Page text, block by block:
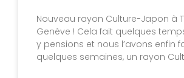
Nouveau rayon Culture-Japon à
Genève ! Cela fait quelques
y pensions et nous l’avons enfin
quelques semaines, un rayon